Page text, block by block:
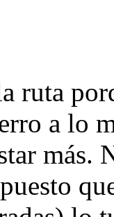
ruta
a lo
más.